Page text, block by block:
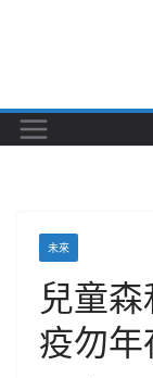
未來
兒童
疫勿年